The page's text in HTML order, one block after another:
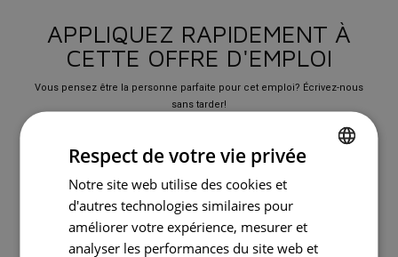
APPLIQUEZ RAPIDEMENT À
CETTE OFFRE D'EMPLOI
Vous pensez être la personne parfaite pour cet emploi? Écrivez-nous
sans tarder!
Respect de votre vie privée
Notre site web utilise des cookies et
d'autres technologies similaires pour
améliorer votre expérience, mesurer et
analyser les performances du site web et